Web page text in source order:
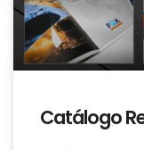
Catálogo